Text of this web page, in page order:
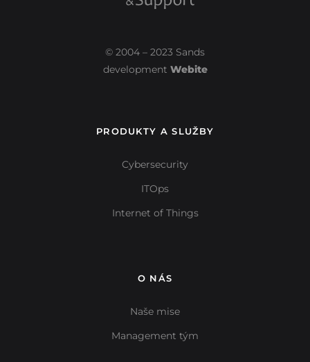
© 2004 – 2023 Sands
development Webite
PRODUKTY A SLUŽBY
Cybersecurity
ITOps
Internet of Things
O NÁS
Naše mise
Management tým